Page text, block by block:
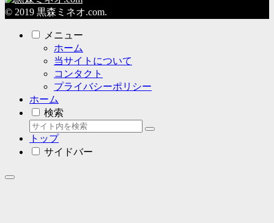
© 2019 黒森ミネオ.com.
メニュー
ホーム
当サイトについて
コンタクト
プライバシーポリシー
ホーム
検索
トップ
サイドバー